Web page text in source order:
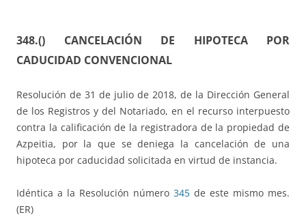
348.() CANCELACIÓN DE HIPOTECA POR
CADUCIDAD CONVENCIONAL
Resolución de 31 de julio de 2018, de la Dirección General
de los Registros y del Notariado, en el recurso interpuesto
contra la calificación de la registradora de la propiedad de
Azpeitia, por la que se deniega la cancelación de una
hipoteca por caducidad solicitada en virtud de instancia.
Idéntica a la Resolución número 345 de este mismo mes.
(ER)